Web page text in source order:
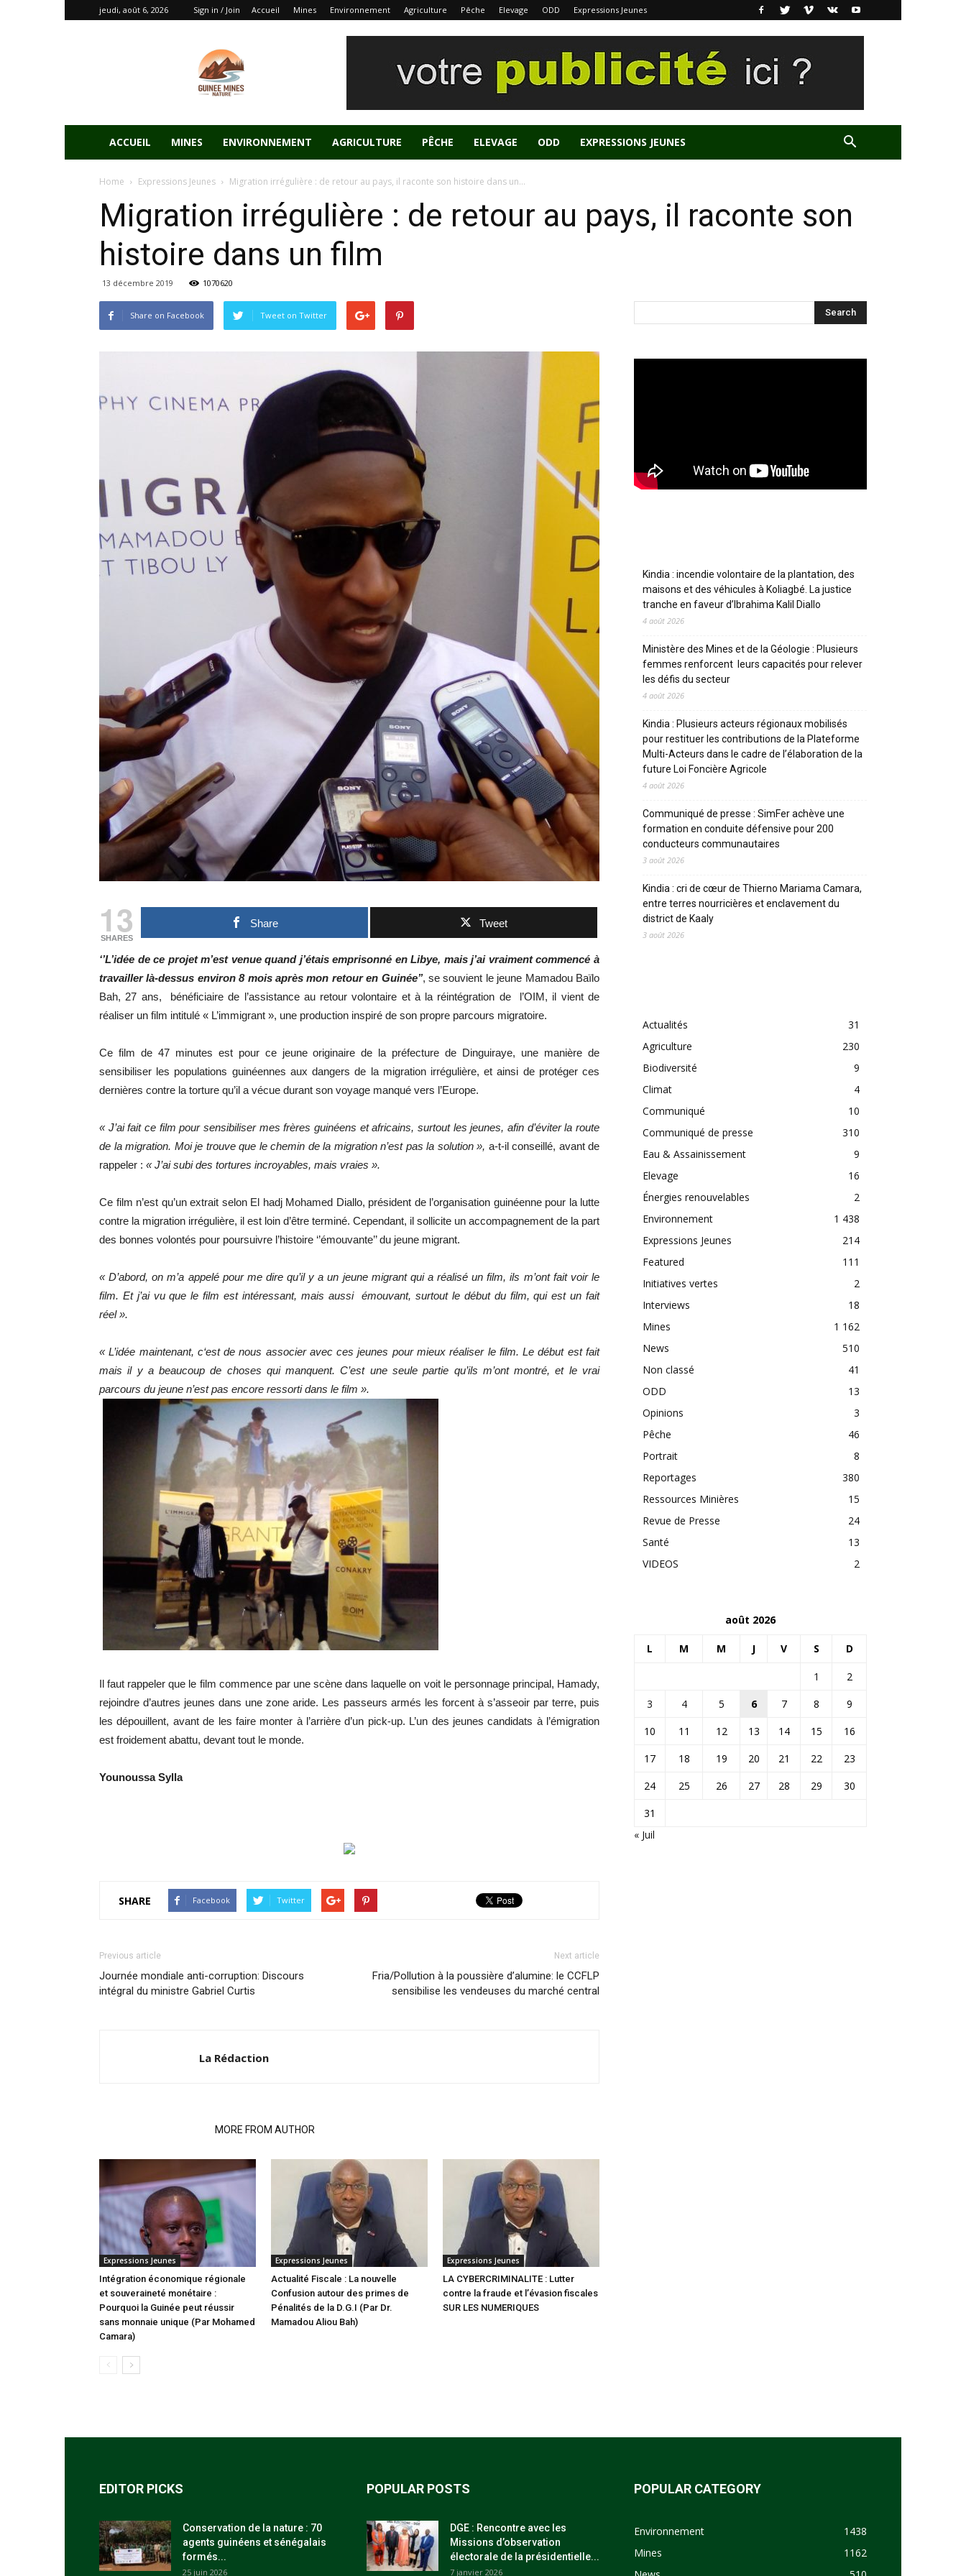
jeudi, août 6, 2026 Sign in / Join Accueil Mines Environnement Agriculture Pêche Elevage ODD Expressions Jeunes
ACCUEIL MINES ENVIRONNEMENT AGRICULTURE PÊCHE ELEVAGE ODD EXPRESSIONS JEUNES
Home Expressions Jeunes Migration irrégulière : de retour au pays, il raconte son histoire dans un...
Migration irrégulière : de retour au pays, il raconte son
histoire dans un film
13 décembre 2019 1070620
Share on Facebook Tweet on Twitter
13
SHARES
Share Tweet
‘’L’idée de ce projet m’est venue quand j’étais emprisonné en Libye, mais j’ai vraiment commencé à
travailler là-dessus environ 8 mois après mon retour en Guinée’’, se souvient le jeune Mamadou Baïlo
Bah, 27 ans, bénéficiaire de l’assistance au retour volontaire et à la réintégration de l’OIM, il vient de
réaliser un film intitulé « L’immigrant », une production inspiré de son propre parcours migratoire.
Ce film de 47 minutes est pour ce jeune originaire de la préfecture de Dinguiraye, une manière de
sensibiliser les populations guinéennes aux dangers de la migration irrégulière, et ainsi de protéger ces
dernières contre la torture qu’il a vécue durant son voyage manqué vers l’Europe.
« J’ai fait ce film pour sensibiliser mes frères guinéens et africains, surtout les jeunes, afin d’éviter la route
de la migration. Moi je trouve que le chemin de la migration n’est pas la solution », a-t-il conseillé, avant de
rappeler : « J’ai subi des tortures incroyables, mais vraies ».
Ce film n’est qu’un extrait selon El hadj Mohamed Diallo, président de l’organisation guinéenne pour la lutte
contre la migration irrégulière, il est loin d’être terminé. Cependant, il sollicite un accompagnement de la part
des bonnes volontés pour poursuivre l’histoire ‘’émouvante’’ du jeune migrant.
« D’abord, on m’a appelé pour me dire qu’il y a un jeune migrant qui a réalisé un film, ils m’ont fait voir le
film. Et j’ai vu que le film est intéressant, mais aussi émouvant, surtout le début du film, qui est un fait
réel ».
« L’idée maintenant, c‘est de nous associer avec ces jeunes pour mieux réaliser le film. Le début est fait
mais il y a beaucoup de choses qui manquent. C’est une seule partie qu’ils m’ont montré, et le vrai
parcours du jeune n’est pas encore ressorti dans le film ».
Il faut rappeler que le film commence par une scène dans laquelle on voit le personnage principal, Hamady,
rejoindre d’autres jeunes dans une zone aride. Les passeurs armés les forcent à s’asseoir par terre, puis
les dépouillent, avant de les faire monter à l’arrière d’un pick-up. L’un des jeunes candidats à l’émigration
est froidement abattu, devant tout le monde.
Younoussa Sylla
SHARE Facebook Twitter
Previous article
Journée mondiale anti-corruption: Discours
intégral du ministre Gabriel Curtis
Next article
Fria/Pollution à la poussière d’alumine: le CCFLP
sensibilise les vendeuses du marché central
La Rédaction
MORE FROM AUTHOR
Expressions Jeunes
Intégration économique régionale
et souveraineté monétaire :
Pourquoi la Guinée peut réussir
sans monnaie unique (Par Mohamed
Camara)
Expressions Jeunes
Actualité Fiscale : La nouvelle
Confusion autour des primes de
Pénalités de la D.G.I (Par Dr.
Mamadou Aliou Bah)
Expressions Jeunes
LA CYBERCRIMINALITE : Lutter
contre la fraude et l’évasion fiscales
SUR LES NUMERIQUES
Kindia : incendie volontaire de la plantation, des
maisons et des véhicules à Koliagbé. La justice
tranche en faveur d’Ibrahima Kalil Diallo
4 août 2026
Ministère des Mines et de la Géologie : Plusieurs
femmes renforcent leurs capacités pour relever
les défis du secteur
4 août 2026
Kindia : Plusieurs acteurs régionaux mobilisés
pour restituer les contributions de la Plateforme
Multi-Acteurs dans le cadre de l’élaboration de la
future Loi Foncière Agricole
4 août 2026
Communiqué de presse : SimFer achève une
formation en conduite défensive pour 200
conducteurs communautaires
3 août 2026
Kindia : cri de cœur de Thierno Mariama Camara,
entre terres nourricières et enclavement du
district de Kaaly
3 août 2026
Actualités
31
Agriculture
230
Biodiversité
9
Climat
4
Communiqué
10
Communiqué de presse
310
Eau & Assainissement
9
Elevage
16
Énergies renouvelables
2
Environnement
1 438
Expressions Jeunes
214
Featured
111
Initiatives vertes
2
Interviews
18
Mines
1 162
News
510
Non classé
41
ODD
13
Opinions
3
Pêche
46
Portrait
8
Reportages
380
Ressources Minières
15
Revue de Presse
24
Santé
13
VIDEOS
2
août 2026
L M M J V S D
1
2
3
4 5 6 7 8
9
10
11 12 13 14 15
16
17
18 19 20 21 22
23
24
25 26 27 28 29
30
31
« Juil
EDITOR PICKS
Conservation de la nature : 70
agents guinéens et sénégalais
formés...
25 juin 2026
POPULAR POSTS
DGE : Rencontre avec les
Missions d’observation
électorale de la présidentielle...
7 janvier 2026
POPULAR CATEGORY
Environnement
1438
Mines
1162